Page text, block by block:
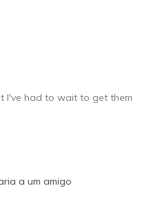
Wearing
I've had to wait to get them
a um amigo